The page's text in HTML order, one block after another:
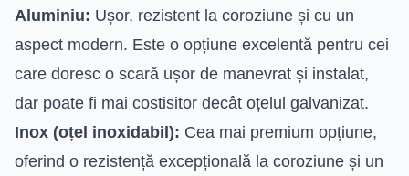
Aluminiu: Ușor, rezistent la coroziune și cu un
aspect modern. Este o opțiune excelentă pentru cei
care doresc o scară ușor de manevrat și instalat,
dar poate fi mai costisitor decât oțelul galvanizat.
Inox (oțel inoxidabil): Cea mai premium opțiune,
oferind o rezistență excepțională la coroziune și un